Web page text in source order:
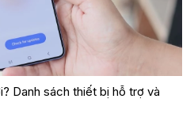
Danh sách thiết bị hỗ trợ và